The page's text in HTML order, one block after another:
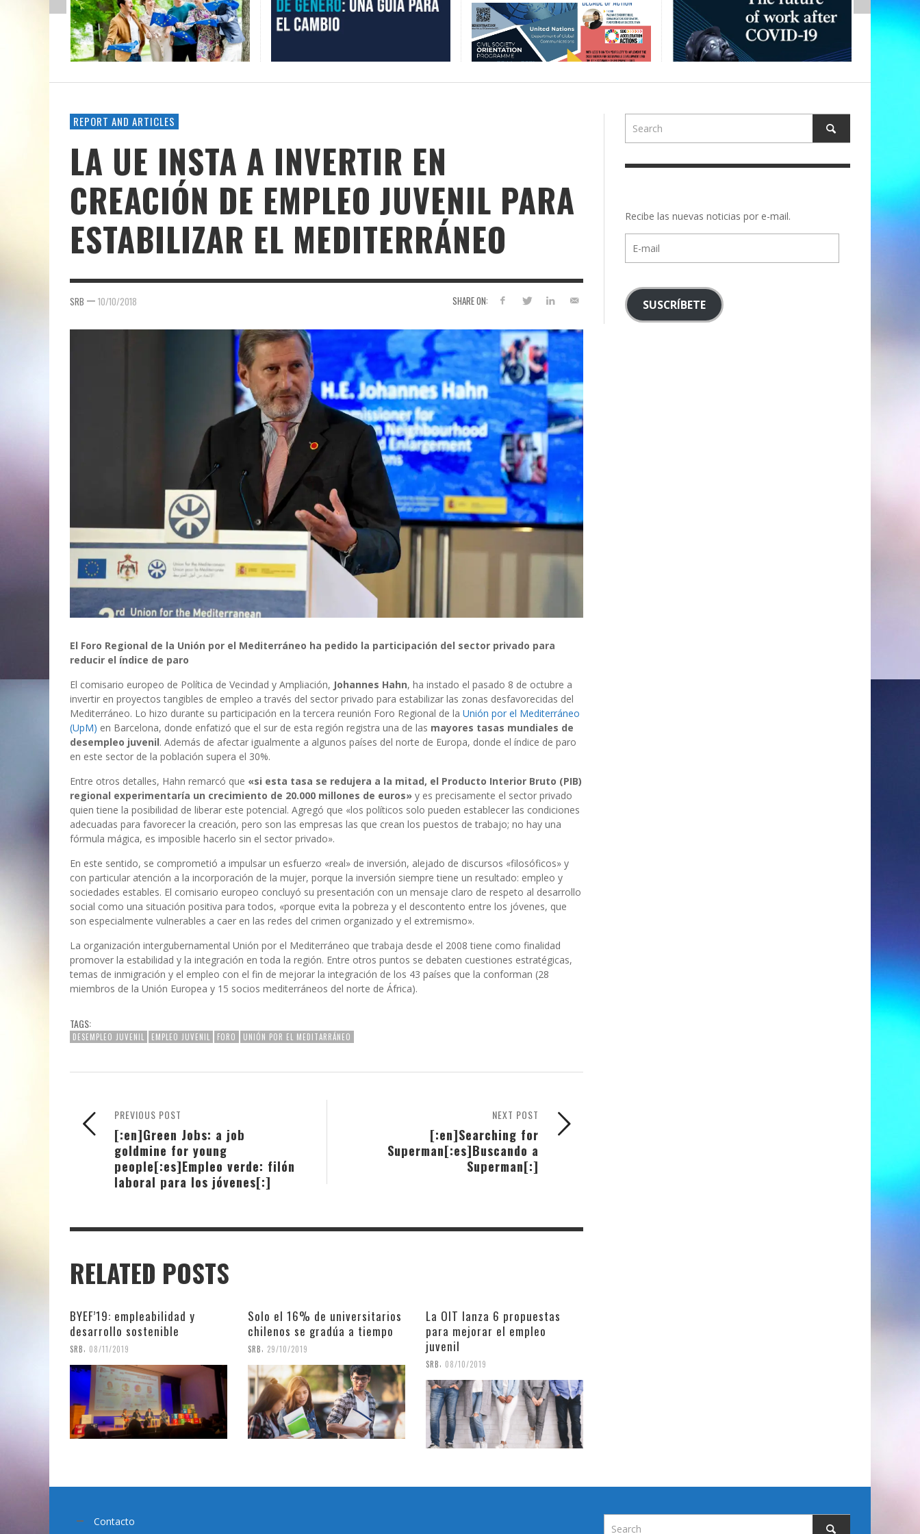
REPORT AND ARTICLES
LA UE INSTA A INVERTIR EN
CREACIÓN DE EMPLEO JUVENIL PARA
ESTABILIZAR EL MEDITERRÁNEO
SHARE ON:
SRB — 10/10/2018
El Foro Regional de la Unión por el Mediterráneo ha pedido la participación del sector privado para
reducir el índice de paro
El comisario europeo de Política de Vecindad y Ampliación, Johannes Hahn, ha instado el pasado 8 de octubre a
invertir en proyectos tangibles de empleo a través del sector privado para estabilizar las zonas desfavorecidas del
Mediterráneo. Lo hizo durante su participación en la tercera reunión Foro Regional de la Unión por el Mediterráneo
(UpM) en Barcelona, donde enfatizó que el sur de esta región registra una de las mayores tasas mundiales de
desempleo juvenil. Además de afectar igualmente a algunos países del norte de Europa, donde el índice de paro
en este sector de la población supera el 30%.
Entre otros detalles, Hahn remarcó que «si esta tasa se redujera a la mitad, el Producto Interior Bruto (PIB)
regional experimentaría un crecimiento de 20.000 millones de euros» y es precisamente el sector privado
quien tiene la posibilidad de liberar este potencial. Agregó que «los políticos solo pueden establecer las condiciones
adecuadas para favorecer la creación, pero son las empresas las que crean los puestos de trabajo; no hay una
fórmula mágica, es imposible hacerlo sin el sector privado».
En este sentido, se comprometió a impulsar un esfuerzo «real» de inversión, alejado de discursos «filosóficos» y
con particular atención a la incorporación de la mujer, porque la inversión siempre tiene un resultado: empleo y
sociedades estables. El comisario europeo concluyó su presentación con un mensaje claro de respeto al desarrollo
social como una situación positiva para todos, «porque evita la pobreza y el descontento entre los jóvenes, que
son especialmente vulnerables a caer en las redes del crimen organizado y el extremismo».
La organización intergubernamental Unión por el Mediterráneo que trabaja desde el 2008 tiene como finalidad
promover la estabilidad y la integración en toda la región. Entre otros puntos se debaten cuestiones estratégicas,
temas de inmigración y el empleo con el fin de mejorar la integración de los 43 países que la conforman (28
miembros de la Unión Europea y 15 socios mediterráneos del norte de África).
TAGS:
DESEMPLEO JUVENIL EMPLEO JUVENIL FORO UNIÓN POR EL MEDITARRÁNEO
NEXT POST
[:en]Searching for
Superman[:es]Buscando a
Superman[:]
PREVIOUS POST
[:en]Green Jobs: a job
goldmine for young
people[:es]Empleo verde: filón
laboral para los jóvenes[:]
RELATED POSTS
BYEF’19: empleabilidad y
desarrollo sostenible
SRB, 08/11/2019
Solo el 16% de universitarios
chilenos se gradúa a tiempo
SRB, 29/10/2019
La OIT lanza 6 propuestas
para mejorar el empleo
juvenil
SRB, 08/10/2019
Recibe las nuevas noticias por e-mail.
mail
SUSCRÍBETE
Contacto